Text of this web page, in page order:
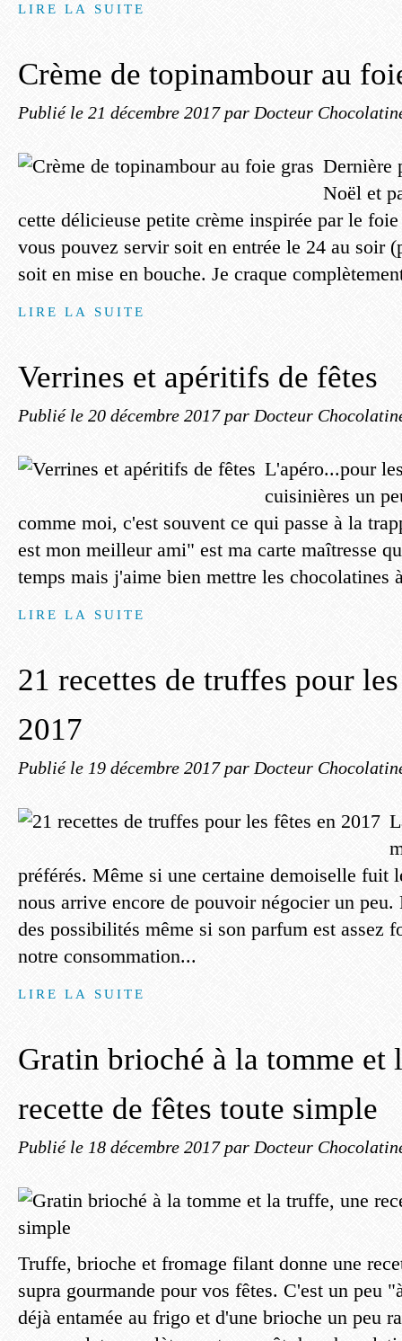
LIRE LA SUITE
Crème de topinambour au
Publié le 21 décembre 2017 par Docteur
Dernière
Noël et
cette délicieuse petite crème inspirée par le
vous pouvez servir soit en entrée le 24 au soir
soit en mise en bouche. Je craque
LIRE LA SUITE
Verrines et apéritifs de fêtes
Publié le 20 décembre 2017 par Docteur
L'apéro...pour
cuisinières un
comme moi, c'est souvent ce qui passe à la
est mon meilleur ami" est ma carte maîtresse
temps mais j'aime bien mettre les chocolatines
LIRE LA SUITE
21 recettes de truffes pour
2017
Publié le 19 décembre 2017 par Docteur
préférés. Même si une certaine demoiselle fuit
nous arrive encore de pouvoir négocier un
des possibilités même si son parfum est assez
notre consommation...
LIRE LA SUITE
Gratin brioché à la tomme et
recette de fêtes toute simple
Publié le 18 décembre 2017 par Docteur
Truffe, brioche et fromage filant donne une
supra gourmande pour vos fêtes. C'est un peu
déjà entamée au frigo et d'une brioche un peu